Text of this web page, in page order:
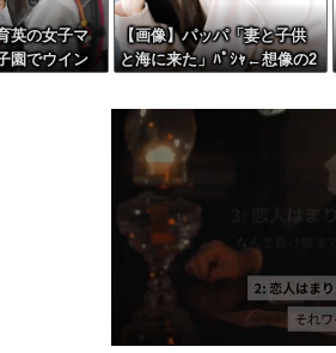
英の女子マ
園でウイン
【画像】パッパ「妻と子供
と海に来た」ﾊﾟｼｬ←想像の2